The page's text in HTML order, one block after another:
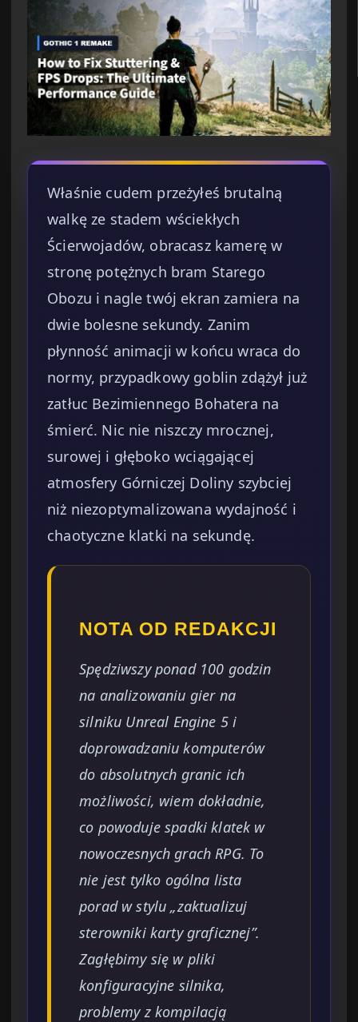
Właśnie cudem przeżyłeś brutalną
walkę ze stadem wściekłych
Ścierwojadów, obracasz kamerę w
stronę potężnych bram Starego
Obozu i nagle twój ekran zamiera na
dwie bolesne sekundy. Zanim
płynność animacji w końcu wraca do
normy, przypadkowy goblin zdążył już
zatłuc Bezimiennego Bohatera na
śmierć. Nic nie niszczy mrocznej,
surowej i głęboko wciągającej
atmosfery Górniczej Doliny szybciej
niż niezoptymalizowana wydajność i
chaotyczne klatki na sekundę.
NOTA OD REDAKCJI
Spędziwszy ponad 100 godzin
na analizowaniu gier na
silniku Unreal Engine 5 i
doprowadzaniu komputerów
do absolutnych granic ich
możliwości, wiem dokładnie,
co powoduje spadki klatek w
nowoczesnych grach RPG. To
nie jest tylko ogólna lista
porad w stylu „zaktualizuj
sterowniki karty graficznej”.
Zagłębimy się w pliki
konfiguracyjne silnika,
problemy z kompilacją